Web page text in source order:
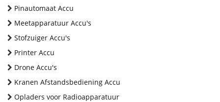
Pinautomaat Accu
Meetapparatuur Accu's
Stofzuiger Accu's
Printer Accu
Drone Accu's
Kranen Afstandsbediening Accu
Opladers voor Radioapparatuur